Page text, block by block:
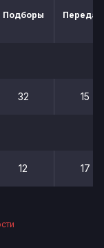
Подборы
32 15
12 17